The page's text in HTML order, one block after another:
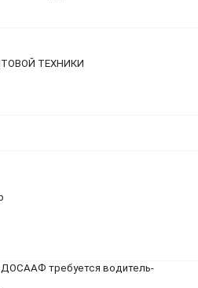
ТЕХНИКИ
требуется водитель-